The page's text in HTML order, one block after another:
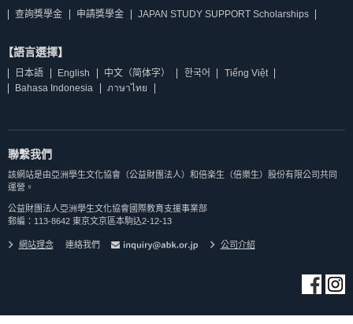
查詢獎學金 申請獎學金 JAPAN STUDY SUPPORT Scholarships
【語言選擇】
日本語 English 中文（简体字） 한국어
Tiếng Việt
Bahasa Indonesia
ภาษาไทย
聯繫我們
該網站是由亞洲學生文化協會（公益財團法人）和倍楽生（倍樂生）股份有限公司共同
運營。
公益財團法人亞洲學生文化協會國際教育支援事業部
郵編：113-8642 東京文京區本駒込2-12-13
網站理念 連絡我們 公司介紹